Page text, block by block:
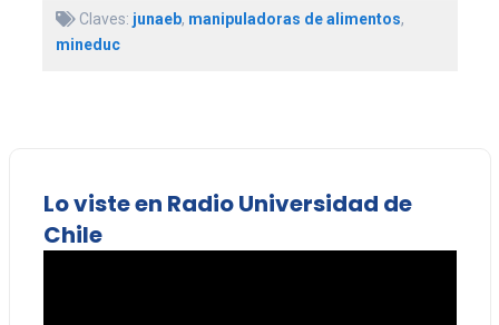
Claves: junaeb, manipuladoras de alimentos,
mineduc
Lo viste en Radio Universidad de
Chile